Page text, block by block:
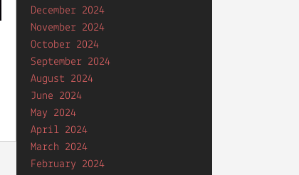
December 2024
November 2024
October 2024
September 2024
August 2024
June 2024
May 2024
April 2024
March 2024
February 2024